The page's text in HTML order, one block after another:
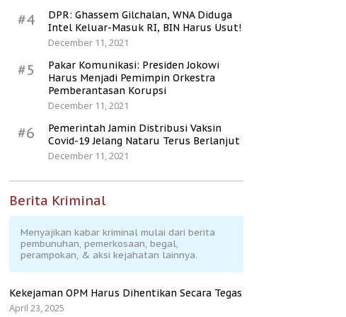
#4
DPR: Ghassem Gilchalan, WNA Diduga
Intel Keluar-Masuk RI, BIN Harus Usut!
December 11, 2021
#5
Pakar Komunikasi: Presiden Jokowi
Harus Menjadi Pemimpin Orkestra
Pemberantasan Korupsi
December 11, 2021
#6
Pemerintah Jamin Distribusi Vaksin
Covid-19 Jelang Nataru Terus Berlanjut
December 11, 2021
Berita Kriminal
Menyajikan kabar kriminal mulai dari berita
pembunuhan, pemerkosaan, begal,
perampokan, & aksi kejahatan lainnya.
Kekejaman OPM Harus Dihentikan Secara Tegas
April 23, 2025